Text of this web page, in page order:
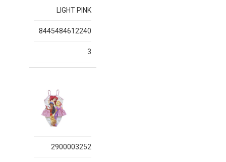
LIGHT PINK
8445484612240
3
2900003252